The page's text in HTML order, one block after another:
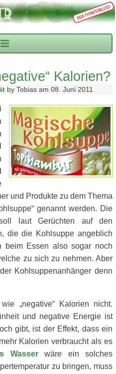
Kalorien?
by Tobias am 08. Juni 2011
und Produkte zu dem Thema
genannt werden. Die
laut Gerüchten auf den
die die Kohlsuppe angeblich
beim Essen also sogar noch
zu sich zu nehmen. Aber
Kohlsuppenanhänger denn
„negative“ Kalorien nicht.
und negative Energie ist
gibt, ist der Effekt, dass ein
Kalorien verbraucht als es
Wasserwäre ein solches
zu bringen, muss